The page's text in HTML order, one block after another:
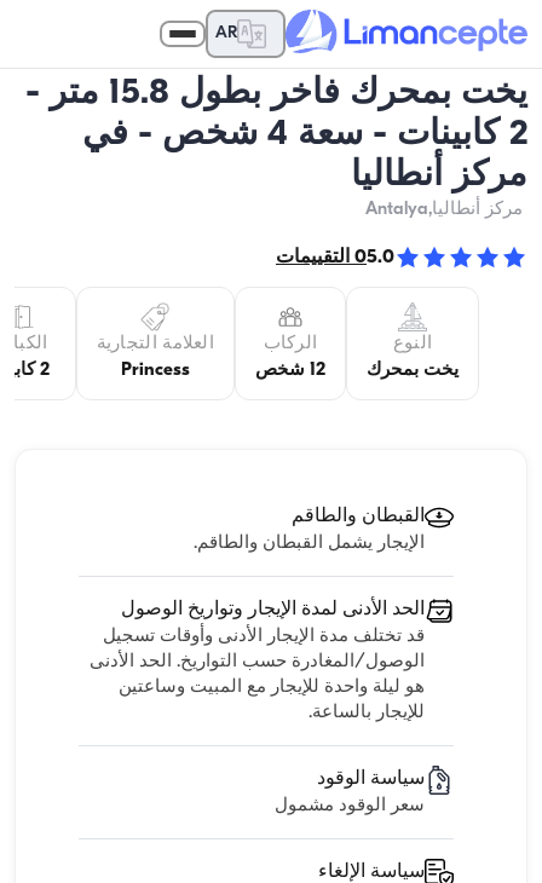
AR
يخت بمحرك فاخر بطول 15.8 متر -
2 كابينات - سعة 4 شخص - في
مركز أنطاليا
مركز أنطاليا,Antalya
5.0
0 التقييمات
النوع
يخت بمحرك
الركاب
12 شخص
العلامة التجارية
Princess
2 كابينة
القبطان والطاقم
الإيجار يشمل القبطان والطاقم.
الحد الأدنى لمدة الإيجار وتواريخ الوصول
قد تختلف مدة الإيجار الأدنى وأوقات تسجيل
الوصول/المغادرة حسب التواريخ. الحد الأدنى
هو ليلة واحدة للإيجار مع المبيت وساعتين
للإيجار بالساعة.
سياسة الوقود
سعر الوقود مشمول
سياسة الإلغاء